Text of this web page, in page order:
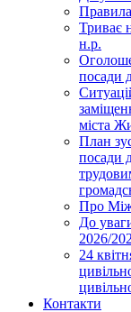
Триває
н.р.
посади
міста
План
посади
Про
До
2026/
24
Контакти